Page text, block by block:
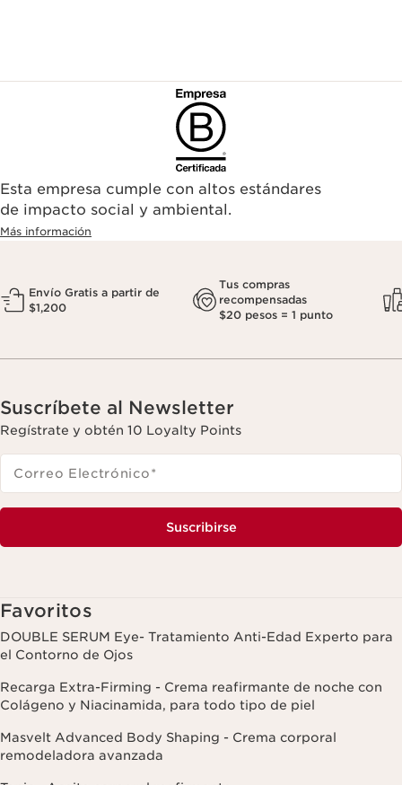
Esta empresa cumple con altos estándares
de impacto social y ambiental.
Más información
Envío Gratis a partir de
$1,200
Tus compras
recompensadas
$20 pesos = 1 punto
Suscríbete al Newsletter
Regístrate y obtén 10 Loyalty Points
Correo Electrónico*
Suscribirse
Favoritos
DOUBLE SERUM Eye- Tratamiento Anti-Edad Experto para
el Contorno de Ojos
Recarga Extra-Firming - Crema reafirmante de noche con
Colágeno y Niacinamida, para todo tipo de piel
Masvelt Advanced Body Shaping - Crema corporal
remodeladora avanzada